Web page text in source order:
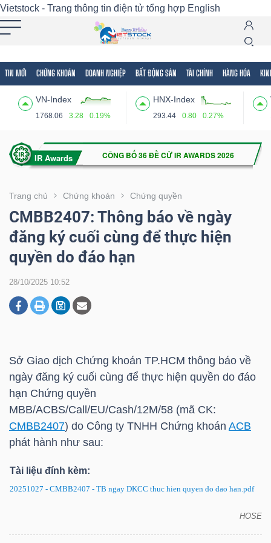
Vietstock - Trang thông tin điện tử tổng hợp English
TIN MỚI CHỨNG KHOÁN DOANH NGHIỆP BẤT ĐỘNG SẢN TÀI CHÍNH HÀNG HÓA
VN-Index
1768.06 3.28 0.19%
HNX-Index
293.44 0.80 0.27%
Trang chủ Chứng khoán Chứng quyền
CMBB2407: Thông báo về ngày
đăng ký cuối cùng để thực hiện
quyền do đáo hạn
28/10/2025 10:52
Sở Giao dịch Chứng khoán TP.HCM thông báo về
ngày đăng ký cuối cùng để thực hiện quyền do đáo
hạn Chứng quyền
MBB/ACBS/Call/EU/Cash/12M/58 (mã CK:
CMBB2407) do Công ty TNHH Chứng khoán ACB
phát hành như sau:
Tài liệu đính kèm:
20251027 - CMBB2407 - TB ngay DKCC thuc hien quyen do dao han.pdf
HOSE
Tất cả Tính năng Ngành Mã chứng khoán
Tính
(-)
VIETSTOCK
CHỨNG
KHOÁN
DOANH
BẤT
TÀI
CHÍNH